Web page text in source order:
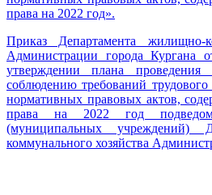
права на 2022 год».
Приказ Департамента жилищно-
Администрации города Кургана
утверждении плана
соблюдению требований трудового
нормативных правовых актов,
права на 2022 год
(муниципальных учреждений)
коммунального хозяйства